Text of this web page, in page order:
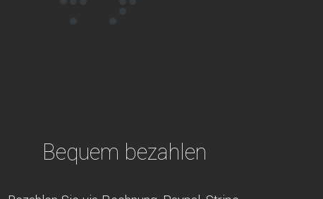
Bequem bezahlen